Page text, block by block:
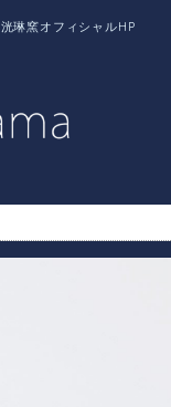
洸琳窯オフィシャルHP